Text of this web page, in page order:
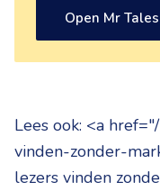
Open Mr Tales
Lees ook: <a
vinden-zonder-
lezers vinden